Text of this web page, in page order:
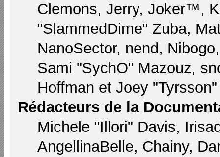
Clemons, Jerry, Joker™,
"SlammedDime" Zuba,
NanoSector, nend,
Sami "SychO" Mazouz,
Hoffman et Joey
Rédacteurs de la
Michele "Illori" Davis,
AngellinaBelle, Chainy,